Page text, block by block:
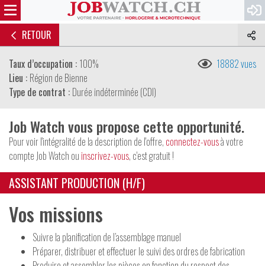
RETOUR
Taux d’occupation : 100%
Lieu : Région de Bienne
Type de contrat : Durée indéterminée (CDI)
18882 vues
Job Watch vous propose cette opportunité.
Pour voir l'intégralité de la description de l'offre, connectez-vousà votre
compte Job Watch ou inscrivez-vous, c'est gratuit !
ASSISTANT PRODUCTION (H/F)
Vos missions
Suivre la planification de l’assemblage manuel
Préparer, distribuer et effectuer le suivi des ordres de fabrication